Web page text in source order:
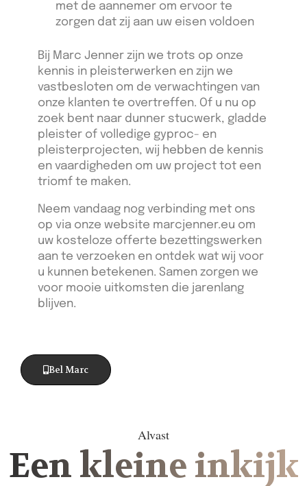
met de aannemer om ervoor te
zorgen dat zij aan uw eisen voldoen
Bij Marc Jenner zijn we trots op onze
kennis in pleisterwerken en zijn we
vastbesloten om de verwachtingen van
onze klanten te overtreffen. Of u nu op
zoek bent naar dunner stucwerk, gladde
pleister of volledige gyproc- en
pleisterprojecten, wij hebben de kennis
en vaardigheden om uw project tot een
triomf te maken.
Neem vandaag nog verbinding met ons
op via onze website marcjenner.eu om
uw kosteloze offerte bezettingswerken
aan te verzoeken en ontdek wat wij voor
u kunnen betekenen. Samen zorgen we
voor mooie uitkomsten die jarenlang
blijven.
Bel Marc
Alvast
Een kleine inkijk